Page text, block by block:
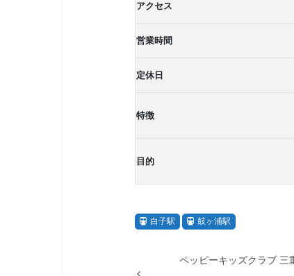
アクセス
営業時間
定休日
特徴
目的
白子駅 鼓ヶ浦駅
ペッピーキッズクラブ 三